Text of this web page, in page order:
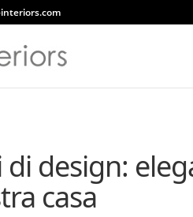
design:
casa